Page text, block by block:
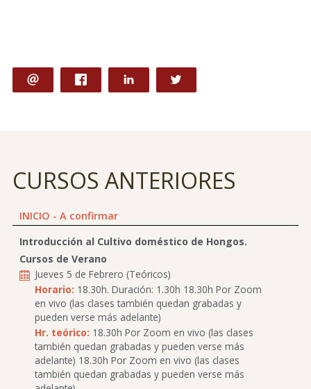
CURSOS ANTERIORES
INICIO - A confirmar
Introducción al Cultivo doméstico de Hongos.
Cursos de Verano
Jueves 5 de Febrero (Teóricos)
Horario: 18.30h. Duración: 1.30h 18.30h Por Zoom
en vivo (las clases también quedan grabadas y
pueden verse más adelante)
Hr. teórico: 18.30h Por Zoom en vivo (las clases
también quedan grabadas y pueden verse más
adelante) 18.30h Por Zoom en vivo (las clases
también quedan grabadas y pueden verse más